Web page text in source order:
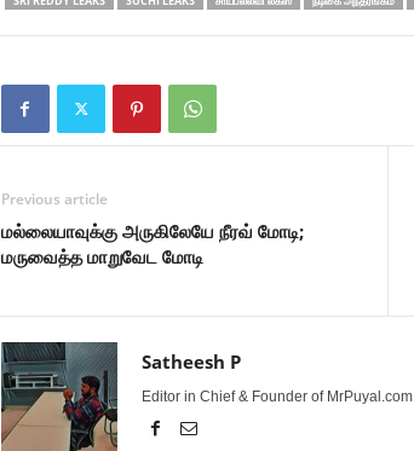
Previous article
மல்லையாவுக்கு அருகிலேயே நீரவ் மோடி;
மருவைத்த மாறுவேட மோடி
Satheesh P
Editor in Chief & Founder of MrPuyal.com